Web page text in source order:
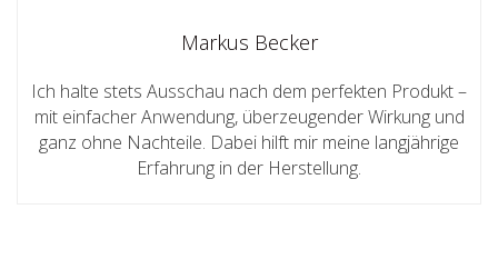
Markus Becker
Ich halte stets Ausschau nach dem perfekten Produkt –
mit einfacher Anwendung, überzeugender Wirkung und
ganz ohne Nachteile. Dabei hilft mir meine langjährige
Erfahrung in der Herstellung.